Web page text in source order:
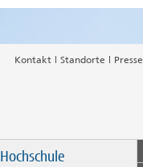
Kontakt Standorte Presse
Hochschule